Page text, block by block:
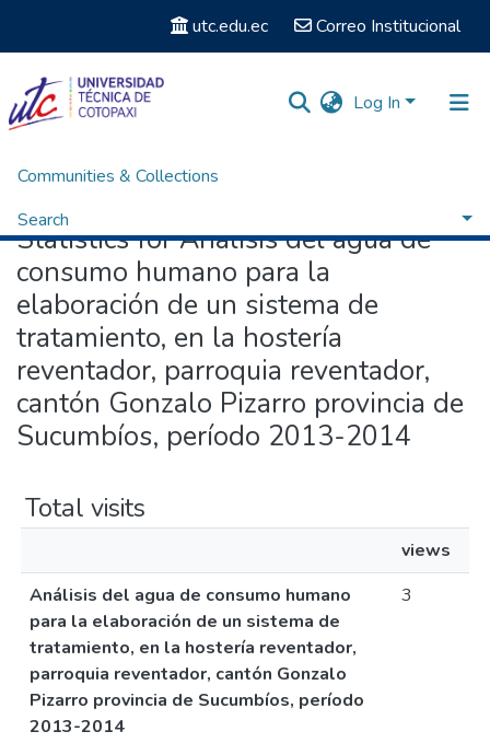
utc.edu.ec Correo Institucional
Log In
Communities & Collections
Search
Home Statistics
Statistics for Análisis del agua de
consumo humano para la
elaboración de un sistema de
tratamiento, en la hostería
reventador, parroquia reventador,
cantón Gonzalo Pizarro provincia de
Sucumbíos, período 2013-2014
Total visits
views
Análisis del agua de consumo humano
para la elaboración de un sistema de
tratamiento, en la hostería reventador,
parroquia reventador, cantón Gonzalo
Pizarro provincia de Sucumbíos, período
2013-2014
3